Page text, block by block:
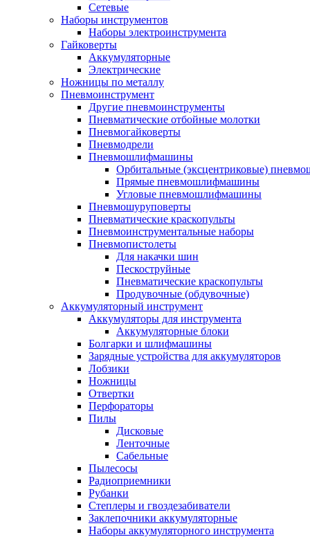
Сетевые
Наборы инструментов
Наборы электроинструмента
Гайковерты
Аккумуляторные
Электрические
Ножницы по металлу
Пневмоинструмент
Другие пневмоинструменты
Пневматические отбойные молотки
Пневмогайковерты
Пневмодрели
Пневмошлифмашины
Орбитальные (эксцентриковые)
Прямые пневмошлифмашины
Угловые пневмошлифмашины
Пневмошуруповерты
Пневматические краскопульты
Пневмоинструментальные наборы
Пневмопистолеты
Для накачки шин
Пескоструйные
Пневматические краскопульты
Продувочные (обдувочные)
Аккумуляторный инструмент
Аккумуляторы для инструмента
Аккумуляторные блоки
Болгарки и шлифмашины
Зарядные устройства для аккумуляторов
Лобзики
Ножницы
Отвертки
Перфораторы
Пилы
Дисковые
Ленточные
Сабельные
Пылесосы
Радиоприемники
Рубанки
Степлеры и гвоздезабиватели
Заклепочники аккумуляторные
Наборы аккумуляторного инструмента